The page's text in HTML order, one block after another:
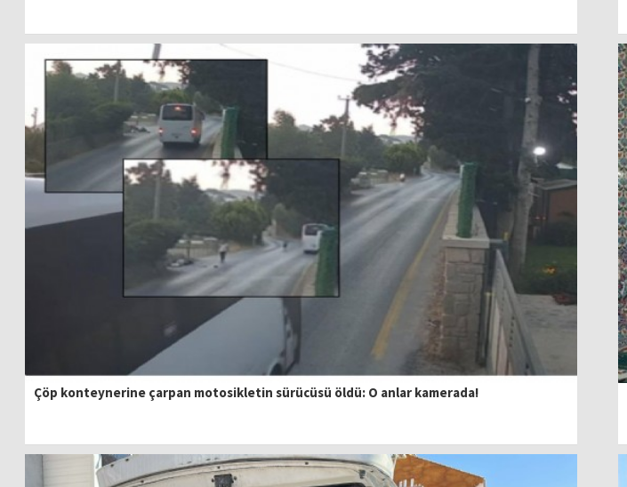
Çöp konteynerine çarpan motosikletin sürücüsü öldü: O anlar kamerada!